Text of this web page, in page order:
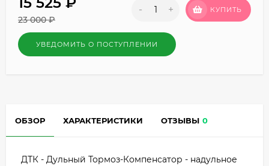
23 000₽
- + КУПИТЬ
УВЕДОМИТЬ О ПОСТУПЛЕНИИ
ОБЗОР ХАРАКТЕРИСТИКИ ОТЗЫВЫ 0
ДТК - Дульный Тормоз-Компенсатор - надульное